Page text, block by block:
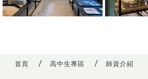
首頁 高中生專區 師資介紹